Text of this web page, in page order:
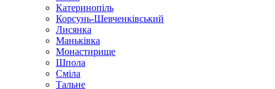
Катеринопіль
Корсунь-Шевченківський
Лисянка
Маньківка
Монастирище
Шпола
Сміла
Тальне